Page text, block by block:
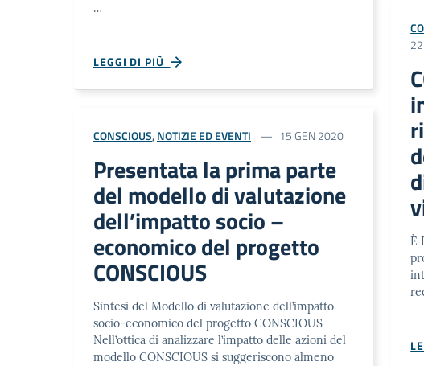
…
LEGGI DI PIÙ
CONSCIOUS,NOTIZIE ED EVENTI 15 GEN 2020
Presentata la prima parte
del modello di valutazione
dell’impatto socio –
economico del progetto
CONSCIOUS
Sintesi del Modello di valutazione dell’impatto
socio-economico del progetto CONSCIOUS
Nell’ottica di analizzare l’impatto delle azioni del
modello CONSCIOUS si suggeriscono almeno
È